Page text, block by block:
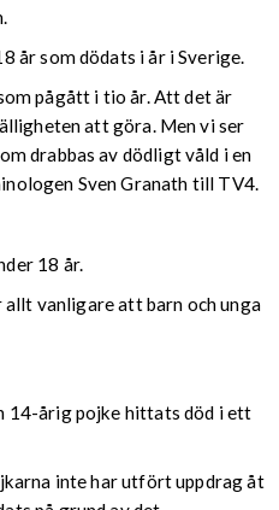
år som dödats i år i Sverige.
pågått i tio år. Att det är
att göra. Men vi ser
drabbas av dödligt våld i en
Sven Granath till TV4.
18 år.
vanligare att barn och unga
14-årig pojke hittats död i ett
inte har utfört uppdrag åt